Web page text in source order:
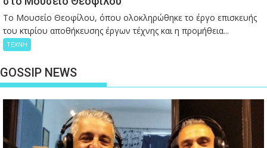
Το Μουσείο Θεοφίλου, όπου ολοκληρώθηκε το έργο επισκευής
του κτιρίου αποθήκευσης έργων τέχνης και η προμήθεια...
ΤΕΧΝΗ
GOSSIP NEWS